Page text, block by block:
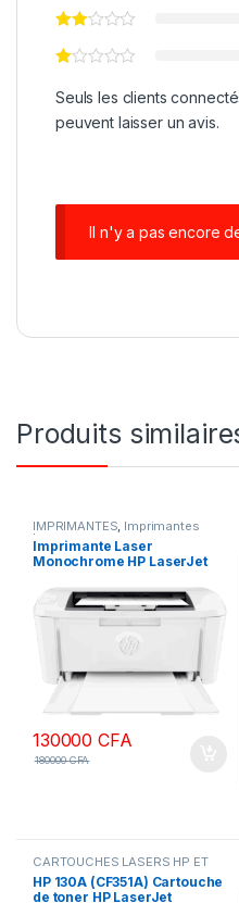
Seuls les clients
peuvent laisser un avis.
Il n'y a pas encore
Produits
IMPRIMANTES, Imprimantes
laser
Imprimante Laser
Monochrome HP LaserJet
130000CFA
180000CFA
CARTOUCHES LASERS HP ET
CANON ORIGINALE, Encres &
Toners,IMPRIMANTES
HP 130A (CF351A) Cartouche
de toner HP LaserJet